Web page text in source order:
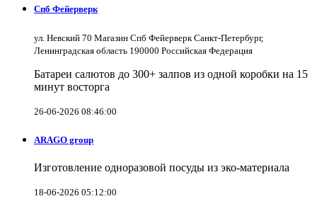
Спб Фейерверк
ул. Невский 70 Магазин Спб Фейерверк Санкт-Петербург,
Ленинградская область 190000 Российская Федерация
Батареи салютов до 300+ залпов из одной коробки на 15
минут восторга
26-06-2026 08:46:00
ARAGO group
Изготовление одноразовой посуды из эко-материала
18-06-2026 05:12:00